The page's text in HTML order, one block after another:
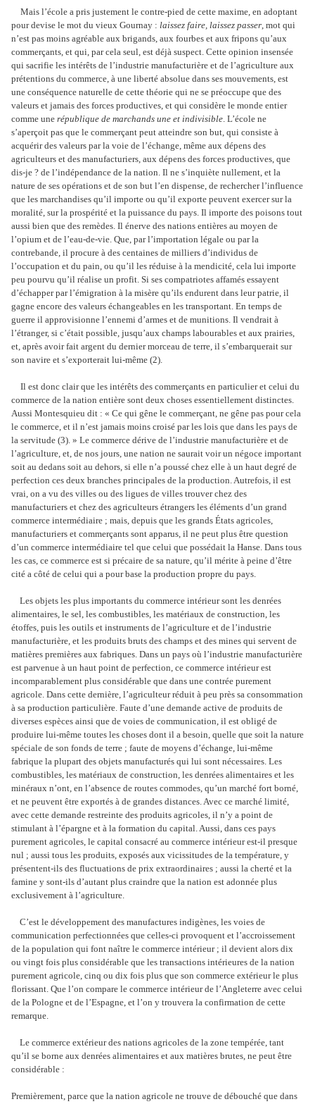
Mais l’école a pris justement le contre-pied de cette maxime, en adoptant
pour devise le mot du vieux Gournay : laissez faire, laissez passer, mot qui
n’est pas moins agréable aux brigands, aux fourbes et aux fripons qu’aux
commerçants, et qui, par cela seul, est déjà suspect. Cette opinion insensée
qui sacrifie les intérêts de l’industrie manufacturière et de l’agriculture aux
prétentions du commerce, à une liberté absolue dans ses mouvements, est
une conséquence naturelle de cette théorie qui ne se préoccupe que des
valeurs et jamais des forces productives, et qui considère le monde entier
comme une république de marchands une et indivisible. L’école ne
s’aperçoit pas que le commerçant peut atteindre son but, qui consiste à
acquérir des valeurs par la voie de l’échange, même aux dépens des
agriculteurs et des manufacturiers, aux dépens des forces productives, que
dis-je ? de l’indépendance de la nation. Il ne s’inquiète nullement, et la
nature de ses opérations et de son but l’en dispense, de rechercher l’influence
que les marchandises qu’il importe ou qu’il exporte peuvent exercer sur la
moralité, sur la prospérité et la puissance du pays. Il importe des poisons tout
aussi bien que des remèdes. Il énerve des nations entières au moyen de
l’opium et de l’eau-de-vie. Que, par l’importation légale ou par la
contrebande, il procure à des centaines de milliers d’individus de
l’occupation et du pain, ou qu’il les réduise à la mendicité, cela lui importe
peu pourvu qu’il réalise un profit. Si ses compatriotes affamés essayent
d’échapper par l’émigration à la misère qu’ils endurent dans leur patrie, il
gagne encore des valeurs échangeables en les transportant. En temps de
guerre il approvisionne l’ennemi d’armes et de munitions. Il vendrait à
l’étranger, si c’était possible, jusqu’aux champs labourables et aux prairies,
et, après avoir fait argent du dernier morceau de terre, il s’embarquerait sur
son navire et s’exporterait lui-même (2).
Il est donc clair que les intérêts des commerçants en particulier et celui du
commerce de la nation entière sont deux choses essentiellement distinctes.
Aussi Montesquieu dit : « Ce qui gêne le commerçant, ne gêne pas pour cela
le commerce, et il n’est jamais moins croisé par les lois que dans les pays de
la servitude (3). » Le commerce dérive de l’industrie manufacturière et de
l’agriculture, et, de nos jours, une nation ne saurait voir un négoce important
soit au dedans soit au dehors, si elle n’a poussé chez elle à un haut degré de
perfection ces deux branches principales de la production. Autrefois, il est
vrai, on a vu des villes ou des ligues de villes trouver chez des
manufacturiers et chez des agriculteurs étrangers les éléments d’un grand
commerce intermédiaire ; mais, depuis que les grands États agricoles,
manufacturiers et commerçants sont apparus, il ne peut plus être question
d’un commerce intermédiaire tel que celui que possédait la Hanse. Dans tous
les cas, ce commerce est si précaire de sa nature, qu’il mérite à peine d’être
cité a côté de celui qui a pour base la production propre du pays.
Les objets les plus importants du commerce intérieur sont les denrées
alimentaires, le sel, les combustibles, les matériaux de construction, les
étoffes, puis les outils et instruments de l’agriculture et de l’industrie
manufacturière, et les produits bruts des champs et des mines qui servent de
matières premières aux fabriques. Dans un pays où l’industrie manufacturière
est parvenue à un haut point de perfection, ce commerce intérieur est
incomparablement plus considérable que dans une contrée purement
agricole. Dans cette dernière, l’agriculteur réduit à peu près sa consommation
à sa production particulière. Faute d’une demande active de produits de
diverses espèces ainsi que de voies de communication, il est obligé de
produire lui-même toutes les choses dont il a besoin, quelle que soit la nature
spéciale de son fonds de terre ; faute de moyens d’échange, lui-même
fabrique la plupart des objets manufacturés qui lui sont nécessaires. Les
combustibles, les matériaux de construction, les denrées alimentaires et les
minéraux n’ont, en l’absence de routes commodes, qu’un marché fort borné,
et ne peuvent être exportés à de grandes distances. Avec ce marché limité,
avec cette demande restreinte des produits agricoles, il n’y a point de
stimulant à l’épargne et à la formation du capital. Aussi, dans ces pays
purement agricoles, le capital consacré au commerce intérieur est-il presque
nul ; aussi tous les produits, exposés aux vicissitudes de la température, y
présentent-ils des fluctuations de prix extraordinaires ; aussi la cherté et la
famine y sont-ils d’autant plus craindre que la nation est adonnée plus
exclusivement à l’agriculture.
C’est le développement des manufactures indigènes, les voies de
communication perfectionnées que celles-ci provoquent et l’accroissement
de la population qui font naître le commerce intérieur ; il devient alors dix
ou vingt fois plus considérable que les transactions intérieures de la nation
purement agricole, cinq ou dix fois plus que son commerce extérieur le plus
florissant. Que l’on compare le commerce intérieur de l’Angleterre avec celui
de la Pologne et de l’Espagne, et l’on y trouvera la confirmation de cette
remarque.
Le commerce extérieur des nations agricoles de la zone tempérée, tant
qu’il se borne aux denrées alimentaires et aux matières brutes, ne peut être
considérable :
Premièrement, parce que la nation agricole ne trouve de débouché que dans